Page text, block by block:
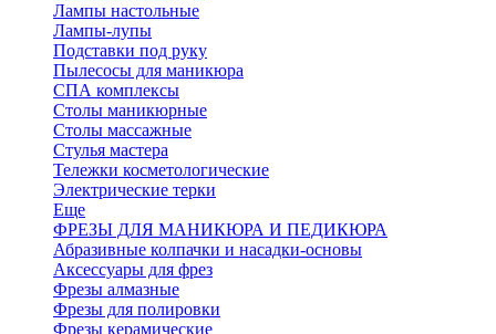
Лампы настольные
Лампы-лупы
Подставки под руку
Пылесосы для маникюра
СПА комплексы
Столы маникюрные
Столы массажные
Стулья мастера
Тележки косметологические
Электрические терки
Еще
ФРЕЗЫ ДЛЯ МАНИКЮРА И ПЕДИКЮРА
Абразивные колпачки и насадки-основы
Аксессуары для фрез
Фрезы алмазные
Фрезы для полировки
Фрезы керамические